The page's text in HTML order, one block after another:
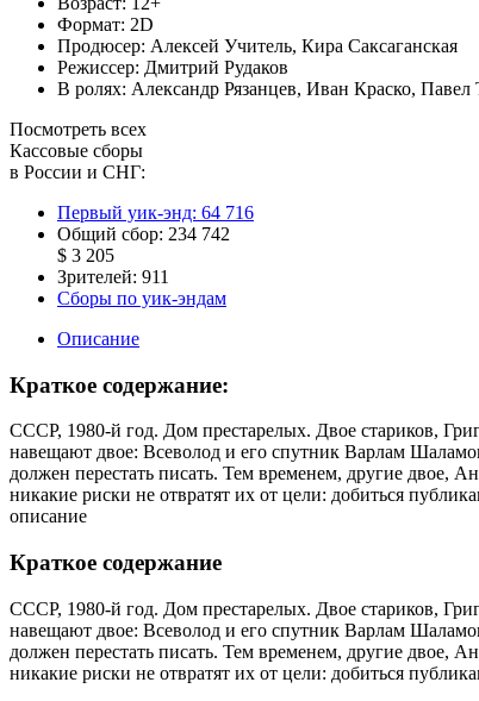
Формат: 2D
Продюсер: Алексей Учитель, Кира Саксаганская
Режиссер: Дмитрий Рудаков
В ролях: Александр Рязанцев, Иван Краско, Павел
Посмотреть всех
Кассовые сборы
в России и СНГ:
Первый уик-энд: 64 716
Общий сбор: 234 742
$ 3 205
Зрителей: 911
Сборы по уик-эндам
Описание
Краткое содержание:
CCCР, 1980-й год. Дом престарелых. Двое стариков,
навещают двое: Всеволод и его спутник Варлам
должен перестать писать. Тем временем, другие двое,
никакие риски не отвратят их от цели: добиться
описание
Краткое содержание
CCCР, 1980-й год. Дом престарелых. Двое стариков,
навещают двое: Всеволод и его спутник Варлам
должен перестать писать. Тем временем, другие двое,
никакие риски не отвратят их от цели: добиться